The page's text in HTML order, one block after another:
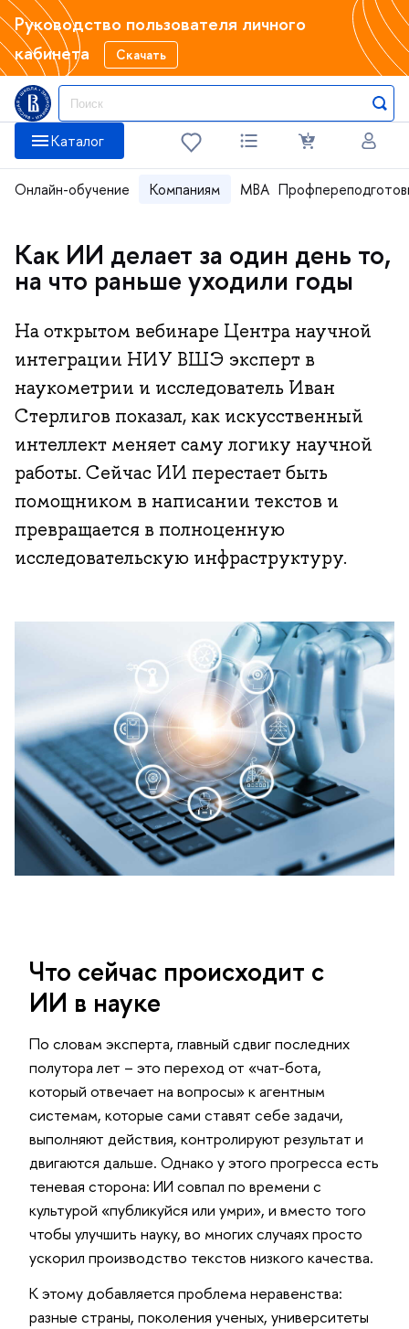
Руководство пользователя личного
кабинета
Скачать
Каталог
Онлайн-обучение Компаниям MBA
Как ИИ делает за один день то,
на что раньше уходили годы
На открытом вебинаре Центра научной
интеграции НИУ ВШЭ эксперт в
наукометрии и исследователь Иван
Стерлигов показал, как искусственный
интеллект меняет саму логику научной
работы. Сейчас ИИ перестает быть
помощником в написании текстов и
превращается в полноценную
исследовательскую инфраструктуру.
Что сейчас происходит с
ИИ в науке
По словам эксперта, главный сдвиг последних
полутора лет – это переход от «чат-бота,
который отвечает на вопросы» к агентным
системам, которые сами ставят себе задачи,
выполняют действия, контролируют результат и
двигаются дальше. Однако у этого прогресса есть
теневая сторона: ИИ совпал по времени с
культурой «публикуйся или умри», и вместо того
чтобы улучшить науку, во многих случаях просто
ускорил производство текстов низкого качества.
К этому добавляется проблема неравенства:
разные страны, поколения ученых, университеты